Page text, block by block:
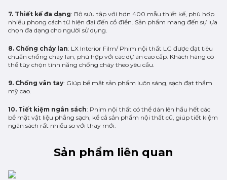
7. Thiết kế đa dạng: Bộ sưu tập với hơn 400 mẫu thiết kế, phù hợp
nhiều phong cách từ hiện đại đến cổ điển. Sản phẩm mang đến sự lựa
chọn đa dạng cho người sử dụng.
8. Chống cháy lan: LX Interior Film/ Phim nội thất LG được đạt tiêu
chuẩn chống cháy lan, phù hợp với các dự án cao cấp. Khách hàng có
thể tùy chọn tính năng chống cháy theo yêu cầu.
9. Chống vân tay: Giúp bề mặt sản phẩm luôn sáng, sạch đạt thẩm
mỹ cao.
10. Tiết kiệm ngân sách: Phim nội thất có thể dán lên hầu hết các
bề mặt vật liệu phẳng sạch, kể cả sản phẩm nội thất cũ, giúp tiết kiệm
ngân sách rất nhiều so với thay mới.
Sản phẩm liên quan